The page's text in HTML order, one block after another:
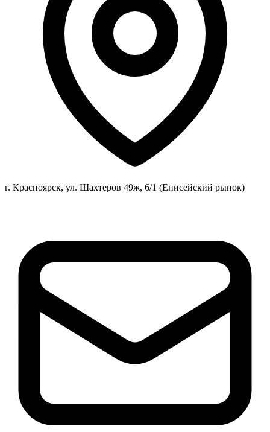
г. Красноярск, ул. Шахтеров 49ж, 6/1 (Енисейский рынок)